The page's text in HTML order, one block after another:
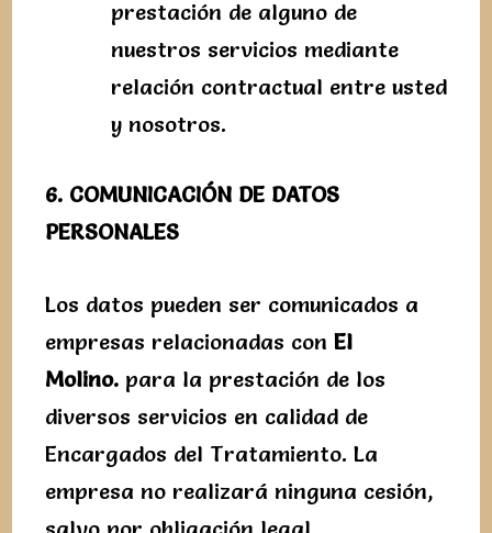
prestación de alguno de
nuestros servicios mediante
relación contractual entre usted
y nosotros.
6. COMUNICACIÓN DE DATOS
PERSONALES
Los datos pueden ser comunicados a
empresas relacionadas con El
Molino. para la prestación de los
diversos servicios en calidad de
Encargados del Tratamiento. La
empresa no realizará ninguna cesión,